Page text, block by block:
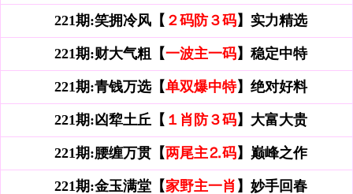
221期:笑拥冷风【 ２码防３码】实力精选
221期:财大气粗【一波主一码】稳定中特
221期:青钱万选【单双爆中特】绝对好料
221期:凶犂土丘【 １肖防３码】大富大贵
221期:腰缠万贯【两尾主⒉码】巅峰之作
221期:金玉满堂【家野主一肖 】妙手回春